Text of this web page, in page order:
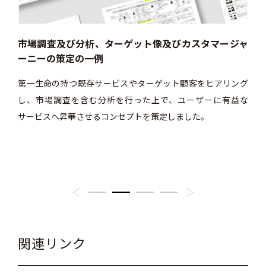
市場調査及び分析、ターゲット像及びカスタマージャ
ーニーの策定の一例
第一生命の持つ既存サービスやターゲット顧客をヒアリング
し、市場調査を含む分析を行った上で、ユーザーに有益な
サービスへ昇華させるコンセプトを策定しました。
れ
関連リンク